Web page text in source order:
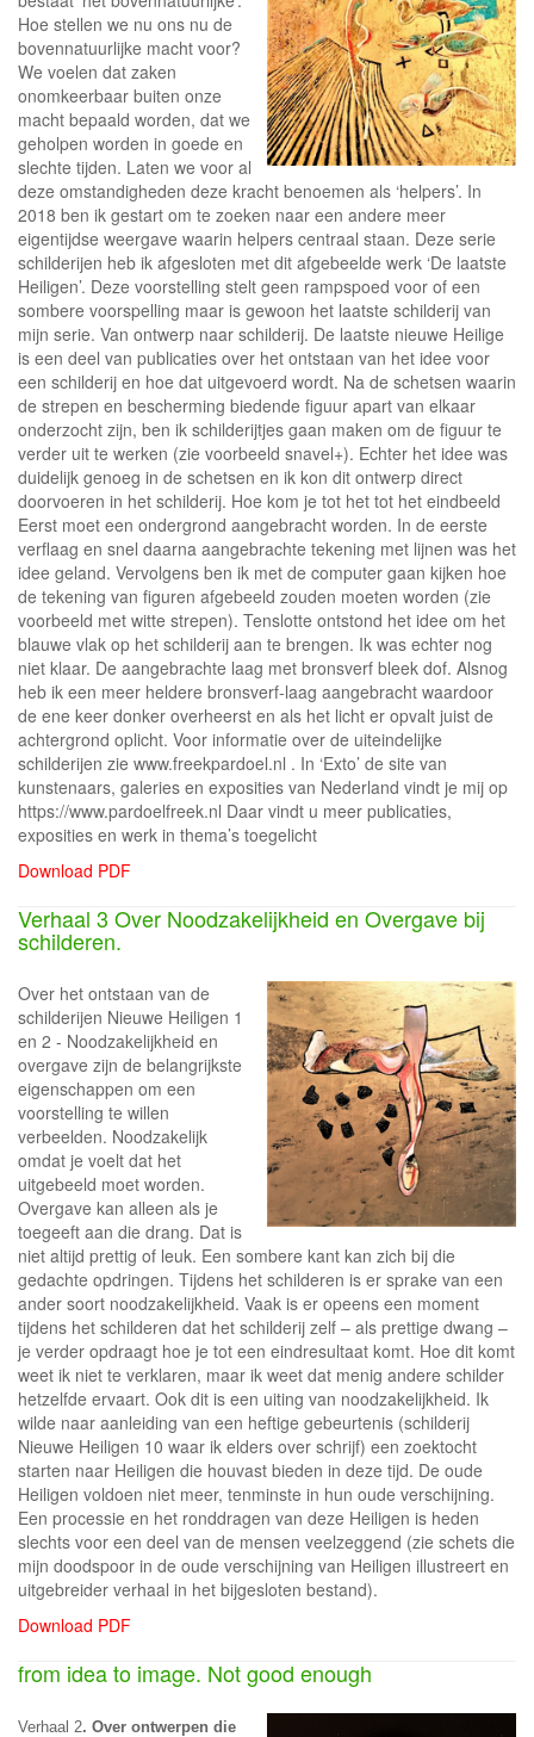
Hoe stellen we nu ons nu de
bovennatuurlijke macht voor?
We voelen dat zaken
onomkeerbaar buiten onze
macht bepaald worden, dat we
geholpen worden in goede en
slechte tijden. Laten we voor al
deze omstandigheden deze kracht benoemen als ‘helpers’. In
2018 ben ik gestart om te zoeken naar een andere meer
eigentijdse weergave waarin helpers centraal staan. Deze serie
schilderijen heb ik afgesloten met dit afgebeelde werk ‘De laatste
Heiligen’. Deze voorstelling stelt geen rampspoed voor of een
sombere voorspelling maar is gewoon het laatste schilderij van
mijn serie. Van ontwerp naar schilderij. De laatste nieuwe Heilige
is een deel van publicaties over het ontstaan van het idee voor
een schilderij en hoe dat uitgevoerd wordt. Na de schetsen waarin
de strepen en bescherming biedende figuur apart van elkaar
onderzocht zijn, ben ik schilderijtjes gaan maken om de figuur te
verder uit te werken (zie voorbeeld snavel+). Echter het idee was
duidelijk genoeg in de schetsen en ik kon dit ontwerp direct
doorvoeren in het schilderij. Hoe kom je tot het tot het eindbeeld
Eerst moet een ondergrond aangebracht worden. In de eerste
verflaag en snel daarna aangebrachte tekening met lijnen was het
idee geland. Vervolgens ben ik met de computer gaan kijken hoe
de tekening van figuren afgebeeld zouden moeten worden (zie
voorbeeld met witte strepen). Tenslotte ontstond het idee om het
blauwe vlak op het schilderij aan te brengen. Ik was echter nog
niet klaar. De aangebrachte laag met bronsverf bleek dof. Alsnog
heb ik een meer heldere bronsverf-laag aangebracht waardoor
de ene keer donker overheerst en als het licht er opvalt juist de
achtergrond oplicht. Voor informatie over de uiteindelijke
schilderijen zie www.freekpardoel.nl . In ‘Exto’ de site van
kunstenaars, galeries en exposities van Nederland vindt je mij op
https://www.pardoelfreek.nl Daar vindt u meer publicaties,
exposities en werk in thema’s toegelicht
Download PDF
Verhaal 3 Over Noodzakelijkheid en Overgave bij
schilderen.
Over het ontstaan van de
schilderijen Nieuwe Heiligen 1
en 2 - Noodzakelijkheid en
overgave zijn de belangrijkste
eigenschappen om een
voorstelling te willen
verbeelden. Noodzakelijk
omdat je voelt dat het
uitgebeeld moet worden.
Overgave kan alleen als je
toegeeft aan die drang. Dat is
niet altijd prettig of leuk. Een sombere kant kan zich bij die
gedachte opdringen. Tijdens het schilderen is er sprake van een
ander soort noodzakelijkheid. Vaak is er opeens een moment
tijdens het schilderen dat het schilderij zelf – als prettige dwang –
je verder opdraagt hoe je tot een eindresultaat komt. Hoe dit komt
weet ik niet te verklaren, maar ik weet dat menig andere schilder
hetzelfde ervaart. Ook dit is een uiting van noodzakelijkheid. Ik
wilde naar aanleiding van een heftige gebeurtenis (schilderij
Nieuwe Heiligen 10 waar ik elders over schrijf) een zoektocht
starten naar Heiligen die houvast bieden in deze tijd. De oude
Heiligen voldoen niet meer, tenminste in hun oude verschijning.
Een processie en het ronddragen van deze Heiligen is heden
slechts voor een deel van de mensen veelzeggend (zie schets die
mijn doodspoor in de oude verschijning van Heiligen illustreert en
uitgebreider verhaal in het bijgesloten bestand).
Download PDF
from idea to image. Not good enough
Verhaal 2. Over ontwerpen die